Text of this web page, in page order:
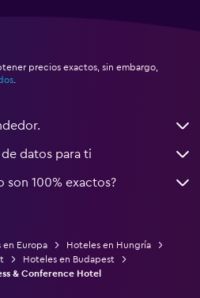
precios exactos, sin embargo,
datos para ti
son 100% exactos?
en Europa
Hoteles en Hungría
Hoteles en Budapest
& Conference Hotel